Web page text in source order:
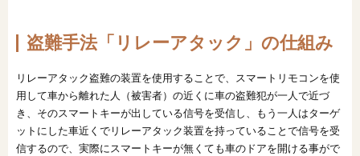
盗難手法「リレーアタック」の仕組み
リレーアタック盗難の装置を使用することで、スマートリモコンを使
用して車から離れた人（被害者）の近くに車の盗難犯が一人で近づ
き、そのスマートキーが出している信号を受信し、もう一人はターゲ
ットにした車近くでリレーアタック装置を持っていることで信号を受
信するので、実際にスマートキーが無くても車のドアを開ける事がで